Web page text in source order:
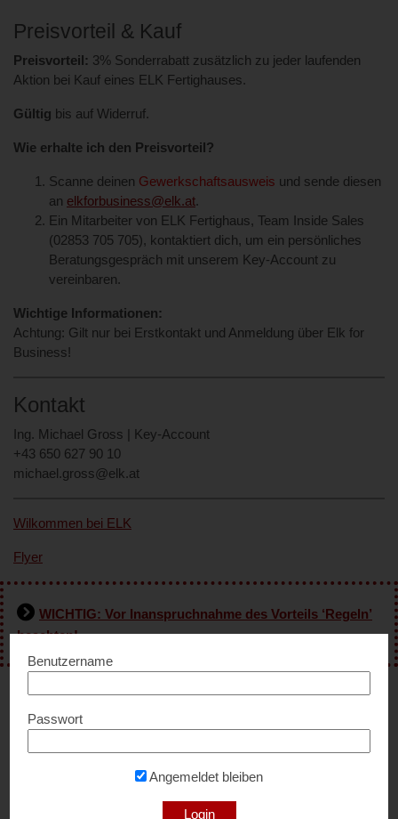
Preisvorteil & Kauf
Preisvorteil: 3% Sonderrabatt zusätzlich zu jeder laufenden
Aktion bei Kauf eines ELK Fertighauses.
Gültig bis auf Widerruf.
Wie erhalte ich den Preisvorteil?
Scanne deinen Gewerkschaftsausweis und sende diesen
an elkforbusiness@elk.at.
Ein Mitarbeiter von ELK Fertighaus, Team Inside Sales
(02853 705 705), kontaktiert dich, um ein persönliches
Beratungsgespräch mit unserem Key-Account zu
vereinbaren.
Wichtige Informationen:
Achtung: Gilt nur bei Erstkontakt und Anmeldung über Elk for
Business!
Kontakt
Ing. Michael Gross | Key-Account
+43 650 627 90 10
michael.gross@elk.at
Wilkommen bei ELK
Flyer
WICHTIG: Vor Inanspruchnahme des Vorteils ‘Regeln’
beachten!
Highlights & Details
Hausbau, in der Produktion in Österreich mit regionalem Holz
für eine ökologische Holzbauweise und dem durchdachten
Benutzername
Passwort
Angemeldet bleiben